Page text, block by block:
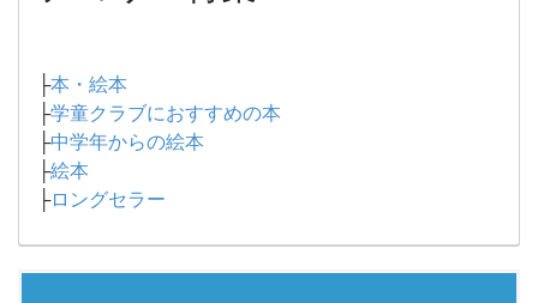
├本・絵本
├学童クラブにおすすめの本
├中学年からの絵本
├絵本
├ロングセラー